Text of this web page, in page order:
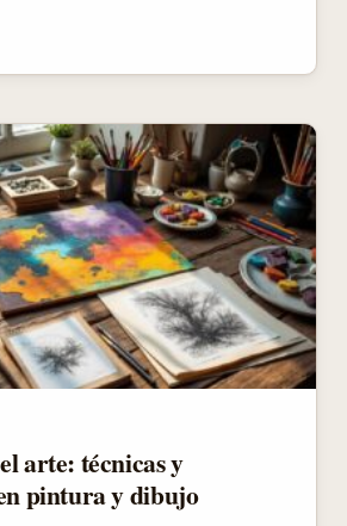
arte: técnicas y
pintura y dibujo